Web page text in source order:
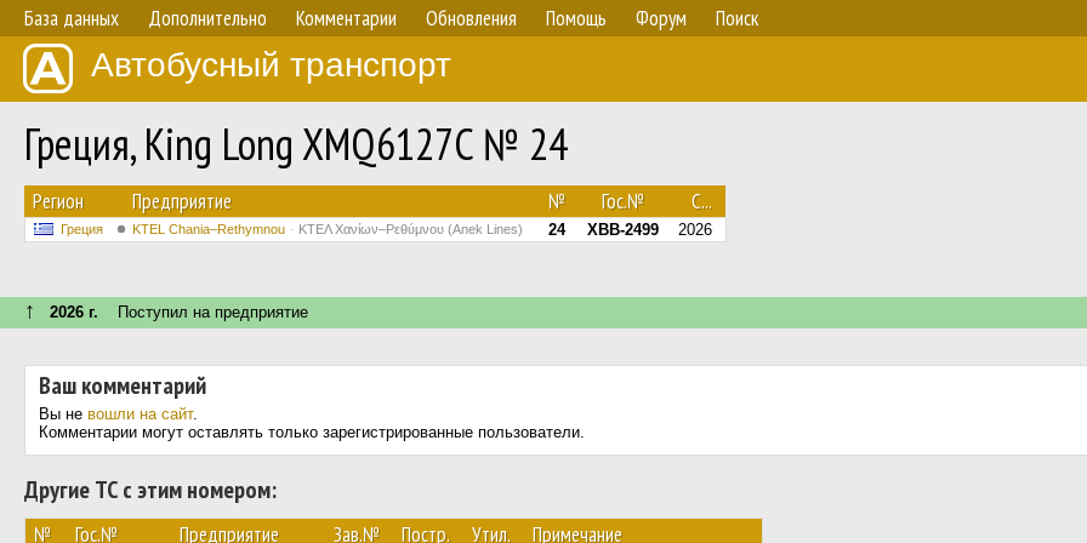
База данных Дополнительно Комментарии Обновления Помощь Форум Поиск
Автобусный транспорт
Греция, King Long XMQ6127C № 24
Регион Предприятие № Гос.№ С...
Греция KTEL Chania–Rethymnou ΚΤΕΛ Χανίων–Ρεθύμνου (Anek Lines) 24 XBB-2499 2026
↑ 2026 г. Поступил на предприятие
Ваш комментарий
Вы не вошли на сайт.
Комментарии могут оставлять только зарегистрированные пользователи.
Другие ТС с этим номером:
№ Гос.№ Предприятие Зав.№ Постр. Утил. Примечание